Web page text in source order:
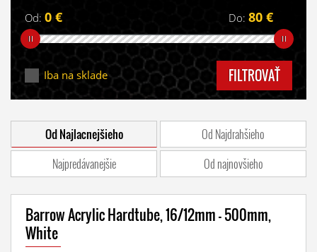
Od: 0 € Do: 80 €
Iba na sklade FILTROVAŤ
Od Najlacnejšieho
Od Najdrahšieho
Najpredávanejšie
Od najnovšieho
Barrow Acrylic Hardtube, 16/12mm - 500mm,
White